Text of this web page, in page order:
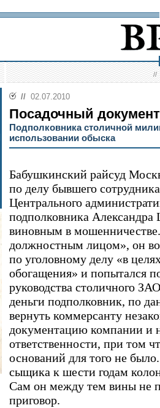
//
// 02.07.2010
Посадочный документ
Подполковника столичной
использовании обыска
Бабушкинский райсуд
по делу бывшего
Центрального
подполковника
виновным в
должностным лицом», он
по уголовному делу «в
обогащения» и попытался
руководства столичного
деньги подполковник, по
вернуть коммерсанту
документацию компании и
ответственности, при том
оснований для того не
сыщика к шести годам
Сам он между тем вины не
приговор.